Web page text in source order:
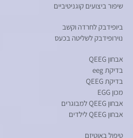
שיפור ביצועים קוגניטיביים
ביופידבק לחרדה וקשב
נוירופידבק לשליטה בכעס
אבחון QEEG
בדיקת eeg
בדיקת QEEG
מכון EGG
אבחון QEEG למבוגרים
אבחון QEEG לילדים
טיפול באוטיזם